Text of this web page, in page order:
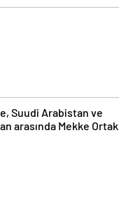
Suudi Arabistan ve
arasında Mekke Ortak